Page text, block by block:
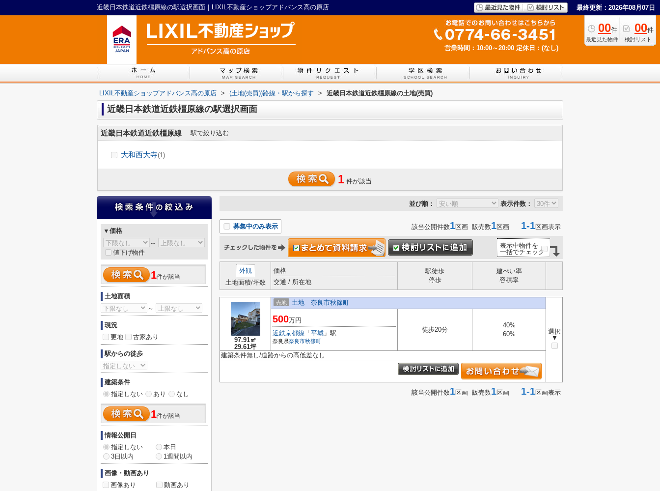
近畿日本鉄道近鉄橿原線の駅選択画面｜LIXIL不動産ショップアドバンス高の原店 最終更新：2026年08月07日
00件
最近見た物件
00件
検討リスト
営業時間：10:00～20:00 定休日：(なし)
LIXIL不動産ショップアドバンス高の原店 > (土地(売買))路線・駅から探す > 近畿日本鉄道近鉄橿原線の土地(売買)
近畿日本鉄道近鉄橿原線の駅選択画面
近畿日本鉄道近鉄橿原線 駅で絞り込む
大和西大寺(1)
1 件が該当
並び順： 表示件数：
募集中のみ表示 該当公開件数1区画 販売数1区画 1-1区画表示
表示中物件を
一括でチェック
外観
土地面積/坪数
価格
交通 / 所在地
駅徒歩
停歩
建ぺい率
容積率
97.91㎡
29.61坪
売地 土地 奈良市秋篠町
選択
▼
500万円
近鉄京都線 「 平城 」駅
奈良県奈良市秋篠町
徒歩20分
40%
60%
建築条件無し/道路からの高低差なし
該当公開件数1区画 販売数1区画 1-1区画表示
▼価格
～
値下げ物件
1件が該当
土地面積
～
現況
更地
古家あり
駅からの徒歩
建築条件
指定しない
あり なし
1件が該当
情報公開日
指定しない
本日
3日以内
1週間以内
画像・動画あり
画像あり
動画あり